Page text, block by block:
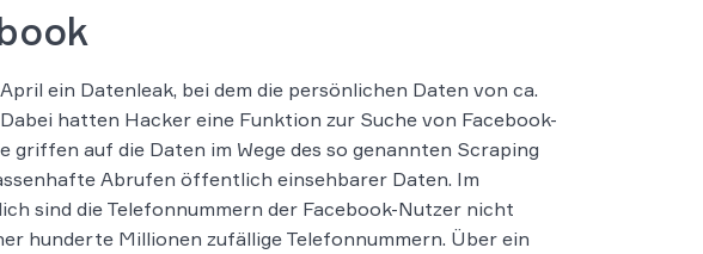
ein Datenleak, bei dem die persönlichen Daten von ca.
hatten Hacker eine Funktion zur Suche von Facebook-
auf die Daten im Wege des so genannten Scraping
Abrufen öffentlich einsehbarer Daten. Im
sind die Telefonnummern der Facebook-Nutzer nicht
hunderte Millionen zufällige Telefonnummern. Über ein